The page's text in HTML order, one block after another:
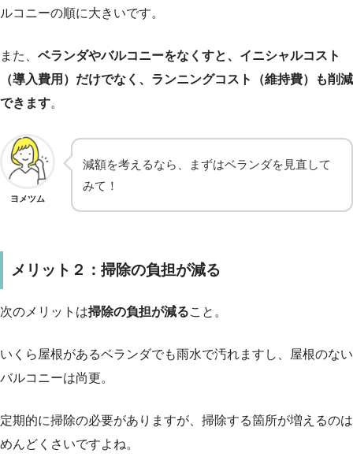
ルコニーの順に大きいです。
また、 ベランダやバルコニーをなくすと、イニシャルコスト
（導入費用）だけでなく、ランニングコスト（維持費）も削減
できます。
ヨメツム
減額を考えるなら、まずはベランダを見直して
みて！
メリット２：掃除の負担が減る
次のメリットは掃除の負担が減ること。
いくら屋根があるベランダでも雨水で汚れますし、屋根のない
バルコニーは尚更。
定期的に掃除の必要がありますが、掃除する箇所が増えるのは
めんどくさいですよね。